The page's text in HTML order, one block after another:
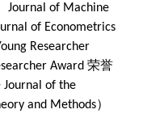
Journal of Machine
of Econometrics
Researcher
Award 荣誉
of the
and Methods）